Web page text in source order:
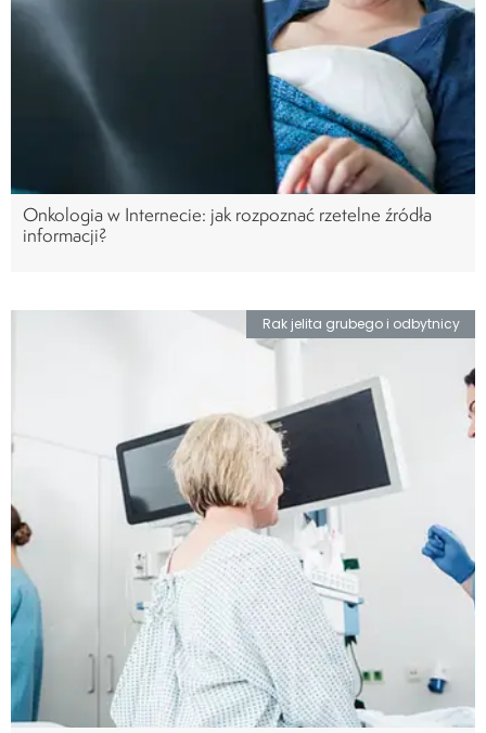
Onkologia w Internecie: jak rozpoznać rzetelne źródła
informacji?
Rak jelita grubego i odbytnicy